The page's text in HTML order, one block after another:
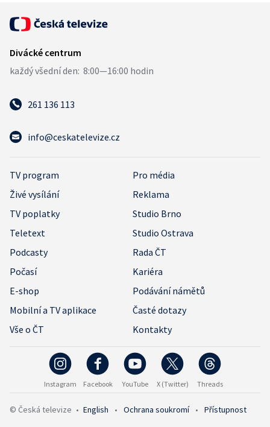
261 136 113
info@ceskatelevize.cz
TV program
Pro média
Živé vysílání
Reklama
TV poplatky
Studio Brno
Teletext
Studio Ostrava
Podcasty
Rada ČT
Počasí
Kariéra
E-shop
Podávání námětů
Mobilní a TV aplikace
Časté dotazy
Vše o ČT
Kontakty
Instagram Facebook YouTube X (Twitter) Threads
© Česká televize • English • Ochrana soukromí • Přístupnost